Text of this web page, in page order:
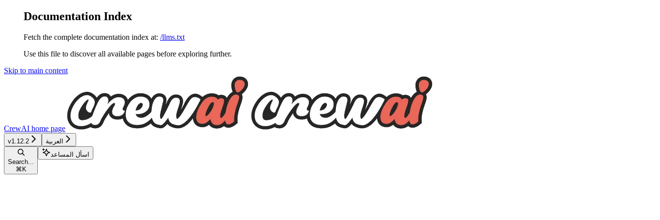
Documentation Index
Fetch the complete documentation index at: /llms.txt
Use this file to discover all available pages before exploring further.
Skip to main content
CrewAI home page
v1.12.2 العربية
Search...
⌘ K
اسأل المساعد